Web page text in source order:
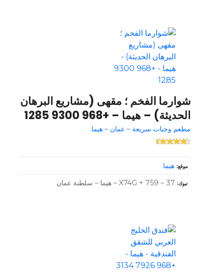
شوارما الفخم ؛ مقهى (مشاريع البرهان
الحديثة) – هيما – +968 9300 1285
مطعم وجبات سريعة – عمان – هيما
موقع هيما
تبوك X74G + 759 – 37 – هيما – سلطنة عمان